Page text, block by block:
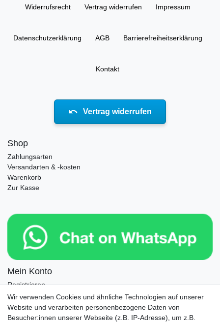
Widerrufs­recht Vertrag widerrufen Impressum
Daten­schutz­erklärung AGB Barrierefreiheitserklärung
Kontakt
Vertrag widerrufen
Shop
Zahlungsarten
Versandarten & -kosten
Warenkorb
Zur Kasse
Mein Konto
Registrieren
Login
Newsletter
Wir verwenden Cookies und ähnliche Technologien auf unserer
Website und verarbeiten personenbezogene Daten von
Besucher:innen unserer Webseite (z.B. IP-Adresse), um z.B.